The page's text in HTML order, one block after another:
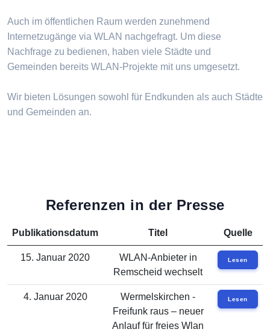
Auch im öffentlichen Raum werden zunehmend
Internetzugänge via WLAN nachgefragt. Um diese
Nachfrage zu bedienen, haben viele Städte und
Gemeinden bereits WLAN-Projekte mit uns umgesetzt.
Wir bieten Lösungen sowohl für Endkunden als auch Städte
und Gemeinden an.
Referenzen in der Presse
Publikationsdatum Titel Quelle
15. Januar 2020
WLAN-Anbieter in
Remscheid wechselt
Lesen
4. Januar 2020
Wermelskirchen -
Freifunk raus – neuer
Anlauf für freies Wlan
Lesen